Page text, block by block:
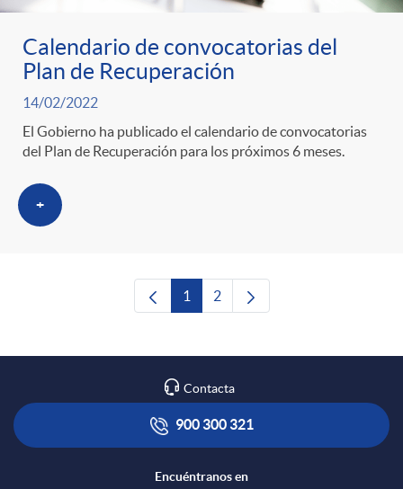
Calendario de convocatorias del
Plan de Recuperación
14/02/2022
El Gobierno ha publicado el calendario de convocatorias
del Plan de Recuperación para los próximos 6 meses.
+
Página
1 Página
2
Contacta
900 300 321
Encuéntranos en